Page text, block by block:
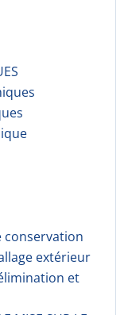
conservation
extérieur
et